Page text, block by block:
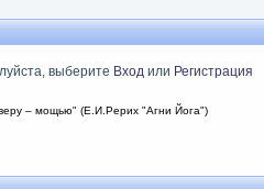
выберите Входили Регистрация
– мощью" (Е.И.Рерих "Агни Йога")